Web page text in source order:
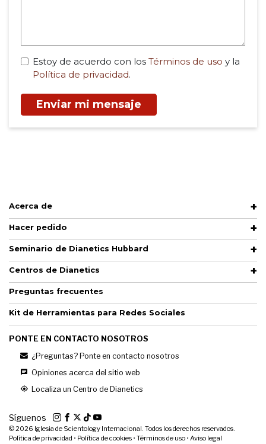
Estoy de acuerdo con los Términos de uso y la
Política de privacidad.
Enviar mi mensaje
Acerca de
Hacer pedido
Seminario de Dianetics Hubbard
Centros de Dianetics
Preguntas frecuentes
Kit de Herramientas para Redes Sociales
PONTE EN CONTACTO NOSOTROS
¿Preguntas? Ponte en contacto nosotros
Opiniones acerca del sitio web
Localiza un Centro de Dianetics
Síguenos
© 2026 Iglesia de Scientology Internacional. Todos los derechos reservados.
Política de privacidad • Política de cookies • Términos de uso • Aviso legal